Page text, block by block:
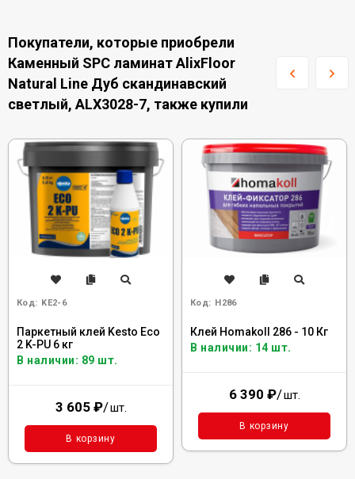
Покупатели, которые приобрели
Каменный SPC ламинат AlixFloor
Natural Line Дуб скандинавский
светлый, ALX3028-7, также купили
Код: KE2-6
Паркетный клей Kesto Eco
2 K-PU 6 кг
В наличии: 89 шт.
3 605 ₽/шт.
В корзину
Код: H286
Клей Homakoll 286 - 10 Кг
В наличии: 14 шт.
6 390 ₽/шт.
В корзину